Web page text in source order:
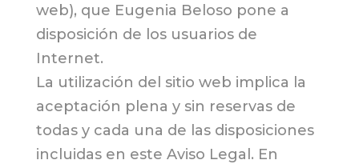
web), que Eugenia Beloso pone a
disposición de los usuarios de
Internet.
La utilización del sitio web implica la
aceptación plena y sin reservas de
todas y cada una de las disposiciones
incluidas en este Aviso Legal. En